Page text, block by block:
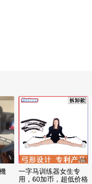
一字马训练器女生专
用，60加币，超低价格